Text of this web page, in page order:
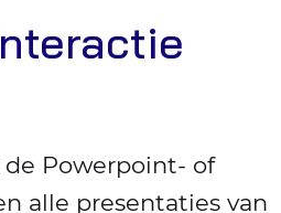
Powerpoint- of
alle presentaties van